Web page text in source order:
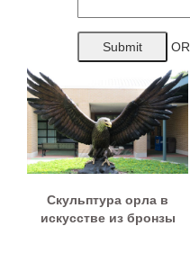
OR
Скульптура орла в
искусстве из бронзы